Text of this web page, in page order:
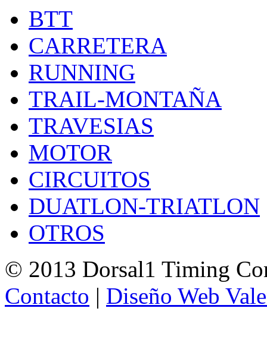
BTT
CARRETERA
RUNNING
TRAIL-MONTAÑA
TRAVESIAS
MOTOR
CIRCUITOS
DUATLON-TRIATLON
OTROS
© 2013 Dorsal1 Timing
Contacto | Diseño Web